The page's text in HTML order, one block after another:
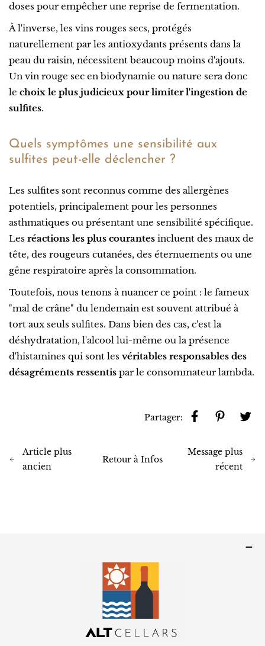
doses pour empêcher une reprise de fermentation.
À l'inverse, les vins rouges secs, protégés
naturellement par les antioxydants présents dans la
peau du raisin, nécessitent beaucoup moins d'ajouts.
Un vin rouge sec en biodynamie ou nature sera donc
le choix le plus judicieux pour limiter l'ingestion de
sulfites.
Quels symptômes une sensibilité aux
sulfites peut-elle déclencher ?
Les sulfites sont reconnus comme des allergènes
potentiels, principalement pour les personnes
asthmatiques ou présentant une sensibilité spécifique.
Les réactions les plus courantes incluent des maux de
tête, des rougeurs cutanées, des éternuements ou une
gêne respiratoire après la consommation.
Toutefois, nous tenons à nuancer ce point : le fameux
"mal de crâne" du lendemain est souvent attribué à
tort aux seuls sulfites. Dans bien des cas, c'est la
déshydratation, l'alcool lui-même ou la présence
d'histamines qui sont les véritables responsables des
désagréments ressentis par le consommateur lambda.
Partager:
Article plus
ancien
Retour à Infos
Message plus
récent